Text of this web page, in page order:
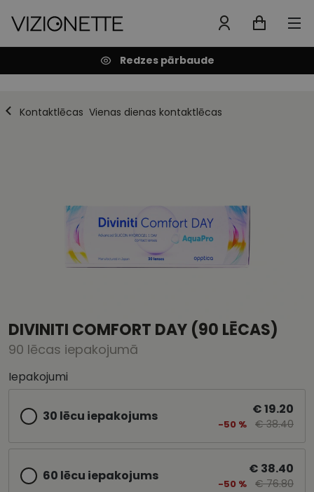
Redzes pārbaude
Kontaktlēcas Vienas dienas kontaktlēcas
DIVINITI COMFORT DAY (90 LĒCAS)
90 lēcas iepakojumā
Iepakojumi
30 lēcu iepakojums € 19.20
-50 % € 38.40
60 lēcu iepakojums € 38.40
-50 % € 76.80